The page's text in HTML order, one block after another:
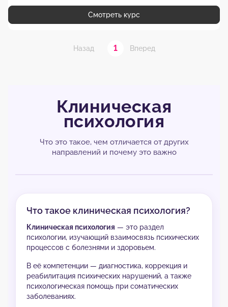
Смотреть курс
Назад 1 Вперед
Клиническая
психология
Что это такое, чем отличается от других
направлений и почему это важно
Что такое клиническая психология?
Клиническая психология — это раздел
психологии, изучающий взаимосвязь психических
процессов с болезнями и здоровьем.
В её компетенции — диагностика, коррекция и
реабилитация психических нарушений, а также
психологическая помощь при соматических
заболеваниях.